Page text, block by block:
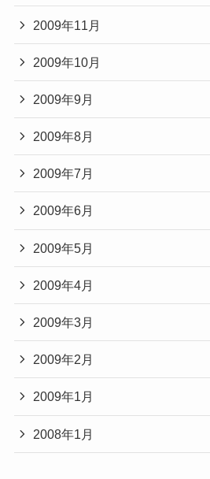
2009年11月
2009年10月
2009年9月
2009年8月
2009年7月
2009年6月
2009年5月
2009年4月
2009年3月
2009年2月
2009年1月
2008年1月